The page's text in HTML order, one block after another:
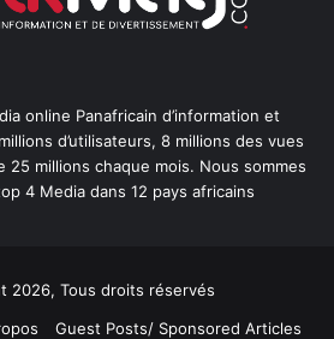
online Panafricain d’information et
d’utilisateurs, 8 millions des vues
millions chaque mois. Nous sommes
4 Media dans 12 pays africains
2026, Tous droits réservés
Guest Posts/ Sponsored Articles